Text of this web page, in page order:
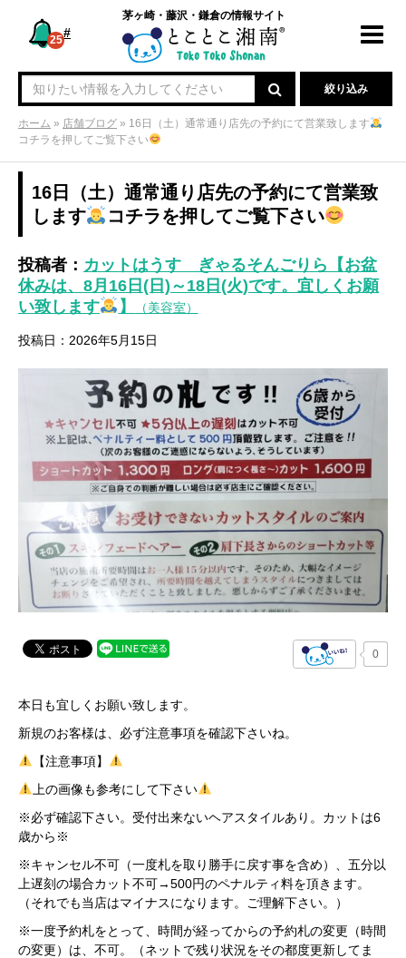
#
25
茅ヶ崎・藤沢・鎌倉の情報サイト
絞り込み
ホーム » 店舗ブログ » 16日（土）通常通り店先の予約にて営業致します
コチラを押してご覧下さい
16日（土）通常通り店先の予約にて営業致
します
コチラを押してご覧下さい
投稿者： カットはうす ぎゃるそんごりら【お盆
休みは、8月16日(日)～18日(火)です。宜しくお願
い致します
】 （美容室）
投稿日：2026年5月15日
0
本日も宜しくお願い致します。
新規のお客様は、必ず注意事項を確認下さいね。
【注意事項】
上の画像も参考にして下さい
※必ず確認下さい。受付出来ないヘアスタイルあり。カットは6
歳から※
※キャンセル不可（一度札を取り勝手に戻す事を含め）、五分以
上遅刻の場合カット不可→500円のペナルティ料を頂きます。
（それでも当店はマイナスになります。ご理解下さい。）
※一度予約札をとって、時間が経ってからの予約札の変更（時間
の変更）は、不可。（ネットで残り状況をその都度更新してま